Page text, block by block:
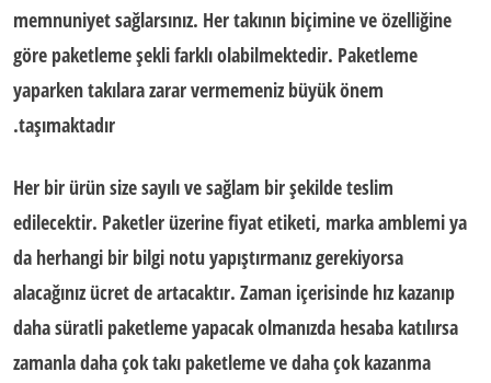
memnuniyet sağlarsınız. Her takının biçimine ve özelliğine
göre paketleme şekli farklı olabilmektedir. Paketleme
yaparken takılara zarar vermemeniz büyük önem
taşımaktadır.
Her bir ürün size sayılı ve sağlam bir şekilde teslim
edilecektir. Paketler üzerine fiyat etiketi, marka amblemi ya
da herhangi bir bilgi notu yapıştırmanız gerekiyorsa
alacağınız ücret de artacaktır. Zaman içerisinde hız kazanıp
daha süratli paketleme yapacak olmanızda hesaba katılırsa
zamanla daha çok takı paketleme ve daha çok kazanma